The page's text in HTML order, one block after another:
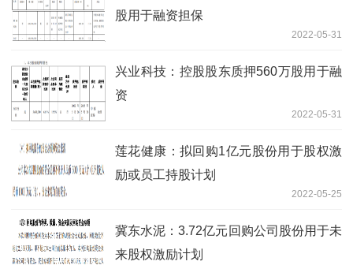
股用于融资担保
2022-05-31
兴业科技：控股股东质押560万股用于融
资
2022-05-31
莲花健康：拟回购1亿元股份用于股权激
励或员工持股计划
2022-05-25
冀东水泥：3.72亿元回购公司股份用于未
来股权激励计划